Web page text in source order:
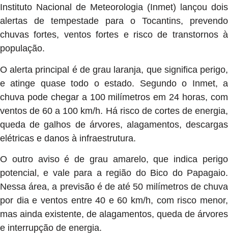
Instituto Nacional de Meteorologia (Inmet) lançou dois
alertas de tempestade para o Tocantins, prevendo
chuvas fortes, ventos fortes e risco de transtornos à
população.
O alerta principal é de grau laranja, que significa perigo,
e atinge quase todo o estado. Segundo o Inmet, a
chuva pode chegar a 100 milímetros em 24 horas, com
ventos de 60 a 100 km/h. Há risco de cortes de energia,
queda de galhos de árvores, alagamentos, descargas
elétricas e danos à infraestrutura.
O outro aviso é de grau amarelo, que indica perigo
potencial, e vale para a região do Bico do Papagaio.
Nessa área, a previsão é de até 50 milímetros de chuva
por dia e ventos entre 40 e 60 km/h, com risco menor,
mas ainda existente, de alagamentos, queda de árvores
e interrupção de energia.